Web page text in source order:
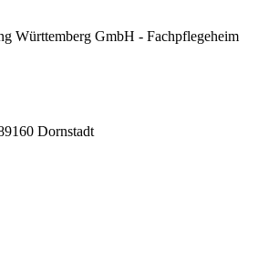
Württemberg GmbH - Fachpflegeheim
Dornstadt